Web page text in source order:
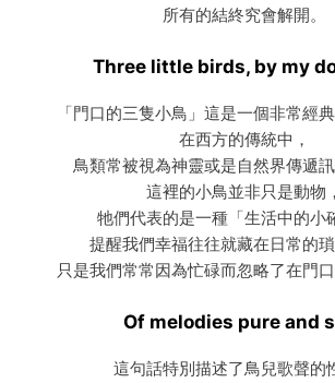
所有的結終究會解開。
Three little birds, by my
「門口的三隻小鳥」這是一個非常經典
在西方的傳統中，
鳥類常被視為神靈或是自然界傳遞訊
這裡的小鳥並非只是動物，
牠們代表的是一種「生活中的小
提醒我們幸福往往就藏在日常的瑣
只是我們常常因為忙碌而忽略了在門口
Of melodies pure and
這句話特別描述了鳥兒歌聲的